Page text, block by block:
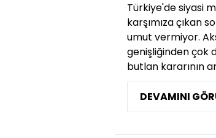
Türkiye'de siyasi
karşımıza çıkan
umut vermiyor.
genişliğinden çok
butlan kararının
DEVAMINI